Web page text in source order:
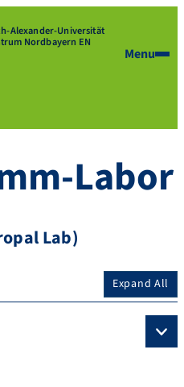
Alexander-Universität
Nordbayern EN
Menu
Labor
Lab)
Expand All